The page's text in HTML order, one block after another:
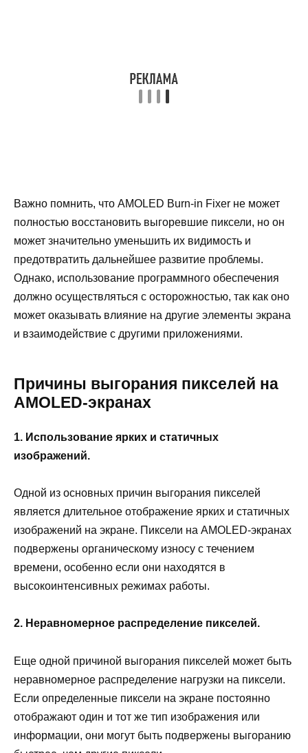
Важно помнить, что AMOLED Burn-in Fixer не может
полностью восстановить выгоревшие пиксели, но он
может значительно уменьшить их видимость и
предотвратить дальнейшее развитие проблемы.
Однако, использование программного обеспечения
должно осуществляться с осторожностью, так как оно
может оказывать влияние на другие элементы экрана
и взаимодействие с другими приложениями.
Причины выгорания пикселей на
AMOLED-экранах
1. Использование ярких и статичных
изображений.
Одной из основных причин выгорания пикселей
является длительное отображение ярких и статичных
изображений на экране. Пиксели на AMOLED-экранах
подвержены органическому износу с течением
времени, особенно если они находятся в
высокоинтенсивных режимах работы.
2. Неравномерное распределение пикселей.
Еще одной причиной выгорания пикселей может быть
неравномерное распределение нагрузки на пиксели.
Если определенные пиксели на экране постоянно
отображают один и тот же тип изображения или
информации, они могут быть подвержены выгоранию